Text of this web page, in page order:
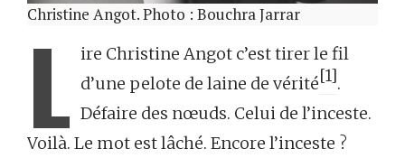
Christine Angot. Photo : Bouchra Jarrar
L ire Christine Angot c’est tirer le fil
d’une pelote de laine de vérité[1].
Défaire des nœuds. Celui de l’inceste.
Voilà. Le mot est lâché. Encore l’inceste ?